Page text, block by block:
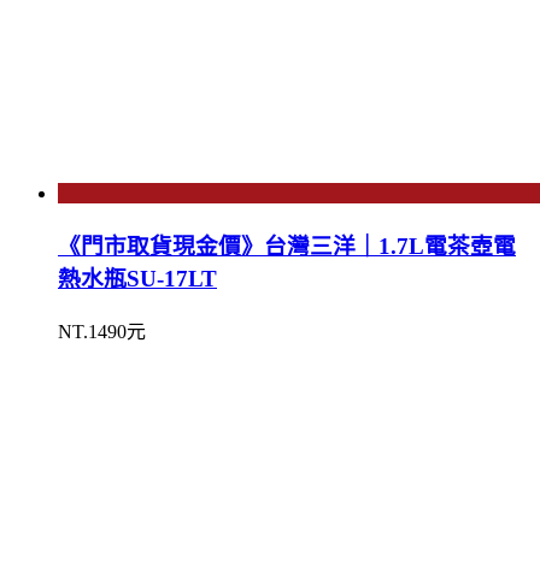
《門市取貨現金價》台灣三洋｜1.7L電茶壺電
熱水瓶SU-17LT
NT.1490元